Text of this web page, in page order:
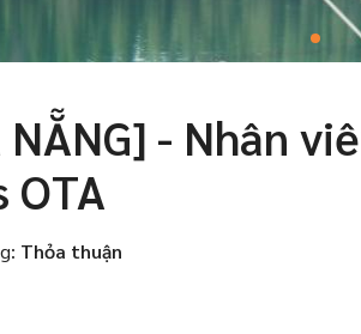
NẴNG] - Nhân
OTA
Thỏa thuận